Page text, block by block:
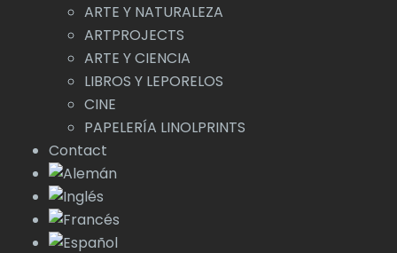
ARTE Y NATURALEZA
ARTPROJECTS
ARTE Y CIENCIA
LIBROS Y LEPORELOS
CINE
PAPELERÍA LINOLPRINTS
Contact